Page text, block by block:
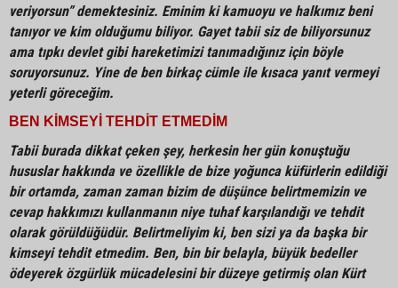
veriyorsun” demektesiniz. Eminim ki kamuoyu ve halkımız beni
tanıyor ve kim olduğumu biliyor. Gayet tabii siz de biliyorsunuz
ama tıpkı devlet gibi hareketimizi tanımadığınız için böyle
soruyorsunuz. Yine de ben birkaç cümle ile kısaca yanıt vermeyi
yeterli göreceğim.
BEN KİMSEYİ TEHDİT ETMEDİM
Tabii burada dikkat çeken şey, herkesin her gün konuştuğu
hususlar hakkında ve özellikle de bize yoğunca küfürlerin edildiği
bir ortamda, zaman zaman bizim de düşünce belirtmemizin ve
cevap hakkımızı kullanmanın niye tuhaf karşılandığı ve tehdit
olarak görüldüğüdür. Belirtmeliyim ki, ben sizi ya da başka bir
kimseyi tehdit etmedim. Ben, bin bir belayla, büyük bedeller
ödeyerek özgürlük mücadelesini bir düzeye getirmiş olan Kürt